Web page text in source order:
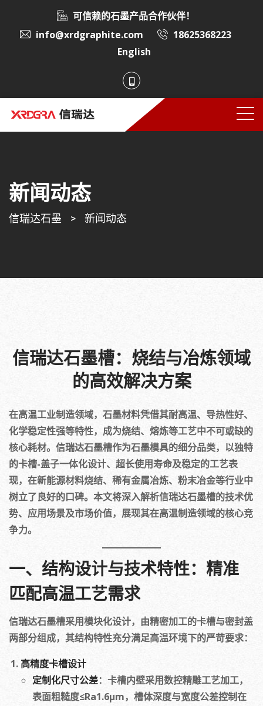
可信赖的石墨产品合作伙伴！
info@xrdgraphite.com
18625368223
English
新闻动态
信瑞达石墨 > 新闻动态
信瑞达石墨槽：烧结与冶炼领域
的高效解决方案
在高温工业制造领域，石墨材料凭借其耐高温、导热性好、
化学稳定性强等特性，成为烧结、熔炼等工艺中不可或缺的
核心耗材。信瑞达石墨槽作为石墨模具的细分品类，以独特
的卡槽-盖子一体化设计、超长使用寿命及稳定的工艺表
现，在新能源材料烧结、稀有金属冶炼、粉末冶金等行业中
树立了良好的口碑。本文将深入解析信瑞达石墨槽的技术优
势、应用场景及市场价值，展现其在高温制造领域的核心竞
争力。
一、结构设计与技术特性：精准
匹配高温工艺需求
信瑞达石墨槽采用模块化设计，由精密加工的卡槽与密封盖
两部分组成，其结构特性充分满足高温环境下的严苛要求：
高精度卡槽设计
定制化尺寸公差：卡槽内壁采用数控精雕工艺加工，
表面粗糙度≤Ra1.6μm，槽体深度与宽度公差控制在